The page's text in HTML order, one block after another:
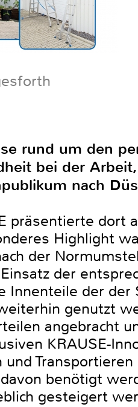
rund um den
bei der
nach
präsentierte dort
Highlight
der
der
Innenteile der der
genutzt
angebracht
KRAUSE-
benötigt
gesteigert